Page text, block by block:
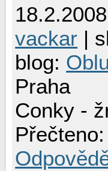
vackar |
blog:
Praha
Conky -